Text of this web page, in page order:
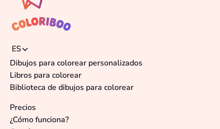
ES
Dibujos para colorear personalizados
Libros para colorear
Biblioteca de dibujos para colorear
Precios
¿Cómo funciona?